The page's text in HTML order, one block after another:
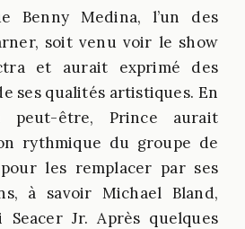
Benny Medina, l’un des
soit venu voir le show
et aurait exprimé des
ses qualités artistiques. En
peut-être, Prince aurait
rythmique du groupe de
les remplacer par ses
à savoir Michael Bland,
Jr. Après quelques